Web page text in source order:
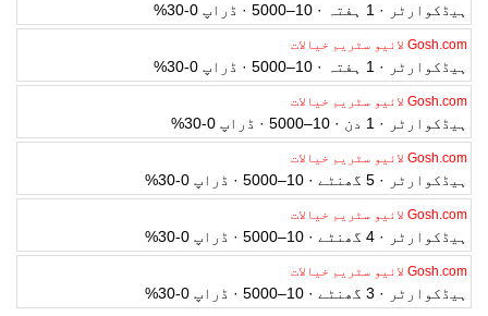
ہیڈکوارٹر · 1 ہفتہ · 10–5000 · ڈراپ 0-30%
Gosh.com لائیو سٹریم خیالات
ہیڈکوارٹر · 1 ہفتہ · 10–5000 · ڈراپ 0-30%
Gosh.com لائیو سٹریم خیالات
ہیڈکوارٹر · 1 دن · 10–5000 · ڈراپ 0-30%
Gosh.com لائیو سٹریم خیالات
ہیڈکوارٹر · 5 گھنٹے · 10–5000 · ڈراپ 0-30%
Gosh.com لائیو سٹریم خیالات
ہیڈکوارٹر · 4 گھنٹے · 10–5000 · ڈراپ 0-30%
Gosh.com لائیو سٹریم خیالات
ہیڈکوارٹر · 3 گھنٹے · 10–5000 · ڈراپ 0-30%